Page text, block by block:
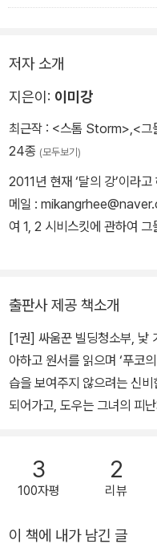
“거봐요, 자꾸 거짓말하니까
르고 불안한 마음도 가라앉
이래서는 안 된다는 현실이.
했던 여자예요. 아이도 있고요.”
“알아요.”
“아뇨, 당신은 몰라요. 나에
“그럴지도 모르죠. 하지만
본 여자 중 가장 매력적인 여
“고작 그런 걸로 날 좋아한다
“더 이상 또 뭐가 필요합니까
눈동자는 아까보다 더 심하
에서 다이아몬드처럼 찬란한
“당신은 참 좋은 남자예요.
“당신 마음을 받아들일 수 없
“휴우, 도대체 왜요!”
“난 당신에게 어울리지 않기
저자 소개
지은이: 이미강
최근작 : <스톰 Storm> <그
24종 (모두보기)
2011년 현재 ‘달의 강’이라고
메일 : mikangrhee@naver.com * 출간작 스톡홀름 신드
여 1, 2 시비스킷에 관하여
출판사 제공 책소개
[1권] 싸움꾼 빌딩청소부, 낯
아하고 원서를 읽으며 ‘푸코
습을 보여주지 않으려는 신
되어가고, 도우는 그녀의 피난처가 되어주고 싶은데……. “난 당신께
현재가 있잖아요. 난 당신이
내가 원하는 것은 오로지 지
은 원하지 않아요.” [2권] 처음부터 존재하지 않았던 것처럼 흔적 하
라는 것을 알고 있기에 도우는 그녀를 되찾기 위해 치밀한 준비를 시
3
100자평
2
리뷰
이 책에 내가 남긴 글